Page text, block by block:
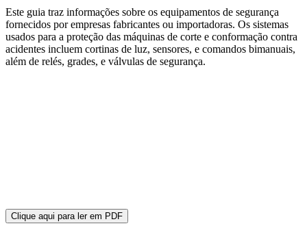
Este guia traz informações sobre os equipamentos de segurança
fornecidos por empresas fabricantes ou importadoras. Os sistemas
usados para a proteção das máquinas de corte e conformação contra
acidentes incluem cortinas de luz, sensores, e comandos bimanuais,
além de relés, grades, e válvulas de segurança.
Clique aqui para ler em PDF